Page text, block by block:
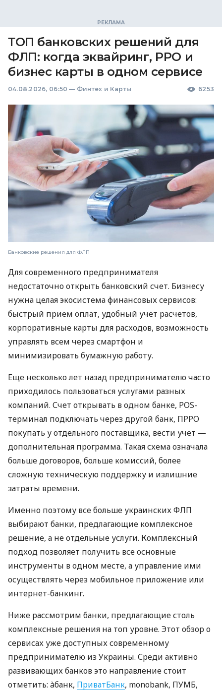
ТОП банковских решений для
ФЛП: когда эквайринг, РРО и
бизнес карты в одном сервисе
04.08.2026, 06:50 — Финтех и Карты 6253
Банковские решения для ФЛП
Для современного предпринимателя
недостаточно открыть банковский счет. Бизнесу
нужна целая экосистема финансовых сервисов:
быстрый прием оплат, удобный учет расчетов,
корпоративные карты для расходов, возможность
управлять всем через смартфон и
минимизировать бумажную работу.
Еще несколько лет назад предпринимателю часто
приходилось пользоваться услугами разных
компаний. Счет открывать в одном банке, POS-
терминал подключать через другой банк, ПРРО
покупать у отдельного поставщика, вести учет —
дополнительная программа. Такая схема означала
больше договоров, больше комиссий, более
сложную техническую поддержку и излишние
затраты времени.
Именно поэтому все больше украинских ФЛП
выбирают банки, предлагающие комплексное
решение, а не отдельные услуги. Комплексный
подход позволяет получить все основные
инструменты в одном месте, а управление ими
осуществлять через мобильное приложение или
интернет-банкинг.
Ниже рассмотрим банки, предлагающие столь
комплексные решения на топ уровне. Этот обзор о
сервисах уже доступных современному
предпринимателю из Украины. Среди активно
развивающих банков это направление стоит
отметить: àбанк, ПриватБанк, monobank, ПУМБ,